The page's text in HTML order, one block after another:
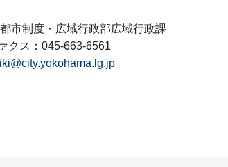
市制度・広域行政部広域行政課
クス：045-663-6561